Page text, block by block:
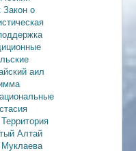
Закон о
аил
Территория
Алтай